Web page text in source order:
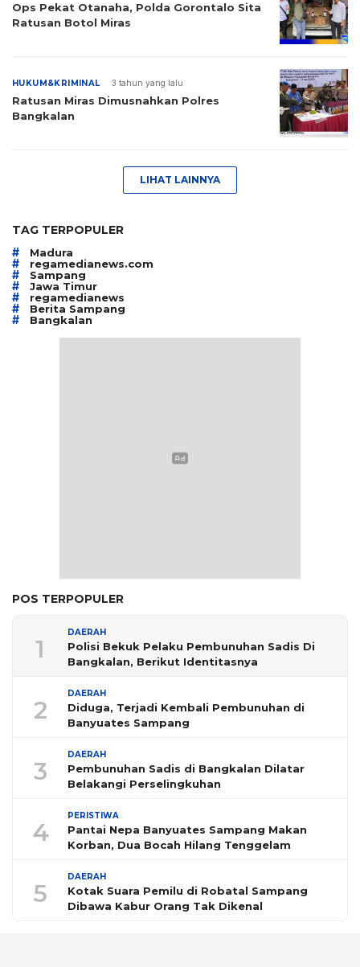
Ops Pekat Otanaha, Polda Gorontalo Sita
Ratusan Botol Miras
HUKUM&KRIMINAL 3 tahun yang lalu
Ratusan Miras Dimusnahkan Polres
Bangkalan
LIHAT LAINNYA
TAG TERPOPULER
# Madura
# regamedianews.com
# Sampang
# Jawa Timur
# regamedianews
# Berita Sampang
# Bangkalan
POS TERPOPULER
1
DAERAH
Polisi Bekuk Pelaku Pembunuhan Sadis Di
Bangkalan, Berikut Identitasnya
2
DAERAH
Diduga, Terjadi Kembali Pembunuhan di
Banyuates Sampang
3
DAERAH
Pembunuhan Sadis di Bangkalan Dilatar
Belakangi Perselingkuhan
4
PERISTIWA
Pantai Nepa Banyuates Sampang Makan
Korban, Dua Bocah Hilang Tenggelam
5
DAERAH
Kotak Suara Pemilu di Robatal Sampang
Dibawa Kabur Orang Tak Dikenal